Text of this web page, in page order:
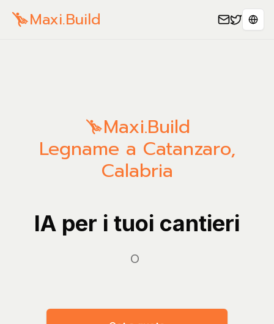
Maxi.Build
Maxi.Build
Legname a Catanzaro,
Calabria
IA per i tuoi cantieri
Gest